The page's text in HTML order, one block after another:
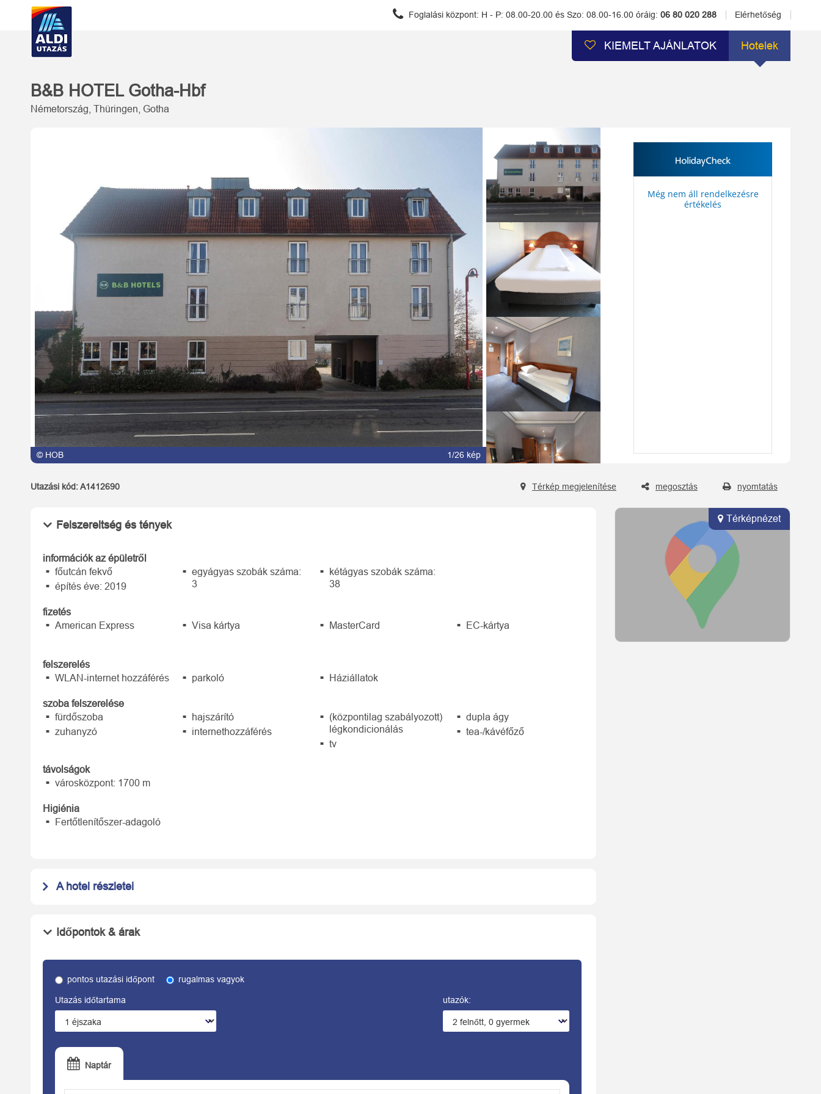
Foglalási központ: H - P: 08.00-20.00 és Szo: 08.00-16.00 óráig: 06 80 020 288 Elérhetőség
KIEMELT AJÁNLATOK Hotelek
B&B HOTEL Gotha-Hbf
Németország, Thüringen, Gotha
© HOB 1/26 kép
© HOB 2/26 kép
Még nem áll rendelkezésre
értékelés
Utazási kód:A1412690 Térkép megjelenítése megosztás nyomtatás
Felszereltség és tények
információk az épületről
főutcán fekvő
építés éve: 2019
egyágyas szobák száma:
3
kétágyas szobák száma:
38
fizetés
American Express
Visa kártya MasterCard EC-kártya
felszerelés
WLAN-internet hozzáférés
parkoló Háziállatok
szoba felszerelése
fürdőszoba
zuhanyzó
hajszárító
internethozzáférés
(központilag szabályozott)
légkondicionálás
tv
dupla ágy
tea-/kávéfőző
távolságok
városközpont: 1700 m
Higiénia
Fertőtlenítőszer-adagoló
A hotel részletei
Időpontok & árak
pontos utazási időpont rugalmas vagyok
Utazás időtartama utazók:
Naptár
Térképnézet